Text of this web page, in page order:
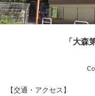
「大森
【交通・アクセス】